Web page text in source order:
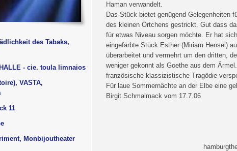
Haman verwandelt.
Das Stück bietet genügend Gelegenheiten
des kleinen Örtchens gestrickt. Gut dass
für etwas Niveau sorgen möchte. Er hat
eingefärbte Stück Esther (Miriam Hensel)
überarbeitet und vermehrt um den dritten,
weniger gekonnt als Goethe aus dem
französische klassizistische Tragödie
Für laue Sommernächte an der Elbe eine
Birgit Schmalmack vom 17.7.06
des Tabaks,
- cie. toula limnaios
VASTA,
11
Monbijoutheater